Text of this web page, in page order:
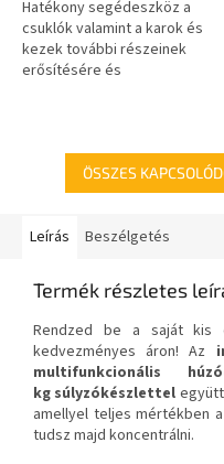
0,0
csillag.
Hatékony segédeszköz a
csuklók valamint a karok és
kezek további részeinek
erősítésére és
ÖSSZES
Leírás Beszélgetés
Termék részletes
Rendzed be a saját kis
kedvezményes áron! Az
multifunkcionális
kg súlyzókészlettel
amellyel teljes mértékben
tudsz majd koncentrálni.